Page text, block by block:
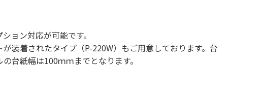
ョン対応が可能です。
装着されたタイプ（P-220W）もご用意しております。台
台紙幅は100ｍｍまでとなります。